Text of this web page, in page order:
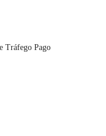
Tráfego Pago